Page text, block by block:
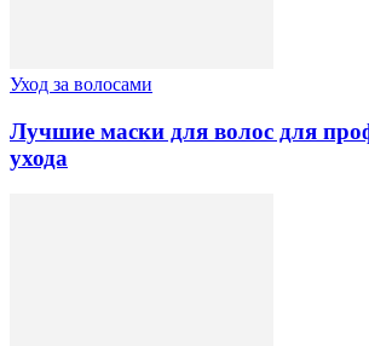
Уход за волосами
Лучшие маски для волос для
ухода